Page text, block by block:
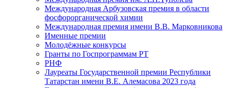
Международная Арбузовская премия в области
фосфорорганической химии
Международная премия имени В.В. Марковникова
Именные премии
Молодёжные конкурсы
Гранты по Госпрограммам РТ
РНФ
Лауреаты Государственной премии Республики
Татарстан имени В.Е. Алемасова 2023 года